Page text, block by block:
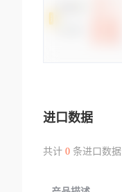
进口数据
共计 0条进口数据